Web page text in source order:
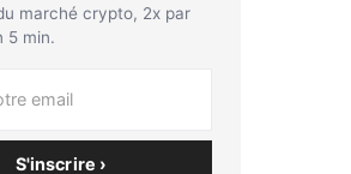
marché crypto, 2x par
5 min.
S'inscrire ›